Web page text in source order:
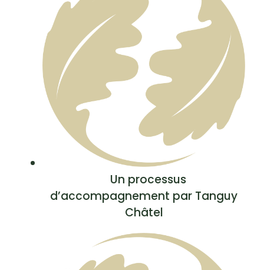
Un processus
d’accompagnement par Tanguy
Châtel